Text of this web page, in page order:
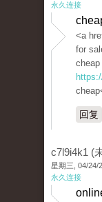
永久连接
<a
for
回复
c7l9i4k1 (
星期三, 04/24/
永久连接